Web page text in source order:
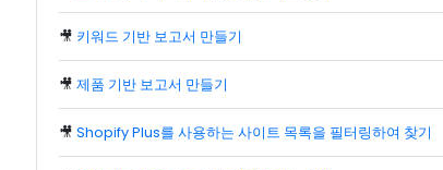
🎥 키워드 기반 보고서 만들기
🎥 제품 기반 보고서 만들기
🎥 Shopify Plus를 사용하는 사이트 목록을 필터링하여 찾기